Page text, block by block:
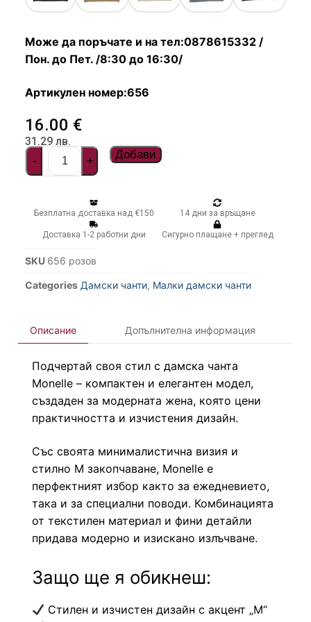
Може да поръчате и на тел:0878615332 /
Пон. до Пет. /8:30 до 16:30/
Артикулен номер:656
16.00 €
31.29 лв.
- + Добави
Безплатна доставка над €150 14 дни за връщане
Доставка 1-2 работни дни Сигурно плащане + преглед
SKU 656 розов
Categories Дамски чанти, Малки дамски чанти
Описание Допълнителна информация
Подчертай своя стил с дамска чанта
Monelle – компактен и елегантен модел,
създаден за модерната жена, която цени
практичността и изчистения дизайн.
Със своята минималистична визия и
стилно M закопчаване, Monelle е
перфектният избор както за ежедневието,
така и за специални поводи. Комбинацията
от текстилен материал и фини детайли
придава модерно и изискано излъчване.
Защо ще я обикнеш:
Стилен и изчистен дизайн с акцент „M“